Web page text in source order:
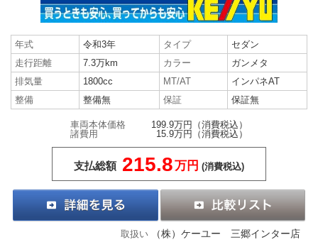
年式 令和3年 タイプ
セダン
走行距離
7.3万km カラー
ガンメタ
排気量
1800cc MT/AT
インパネAT
整備
整備無 保証 保証無
車両本体価格 199.9万円
（消費税込）
諸費用
15.9万円 （消費税込）
支払総額 215.8万円 (消費税込)
取扱い （株）ケーユー 三郷インター店